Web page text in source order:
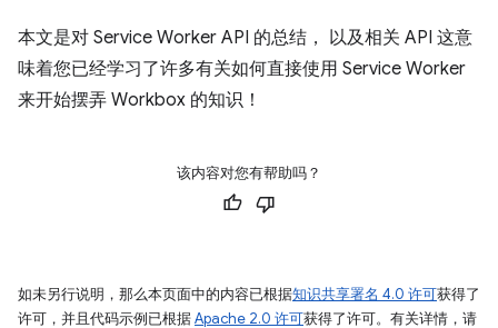
本文是对 Service Worker API 的总结， 以及相关 API 这意
味着您已经学习了许多有关如何直接使用 Service Worker
来开始摆弄 Workbox 的知识！
该内容对您有帮助吗？
如未另行说明，那么本页面中的内容已根据知识共享署名 4.0 许可获得了
许可，并且代码示例已根据Apache 2.0 许可获得了许可。有关详情，请